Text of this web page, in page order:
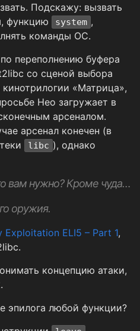
Подскажу: вызвать
функцию
system ,
команды ОС.
переполнению буфера
со сценой выбора
«Матрица»,
Нео загружает в
арсеналом.
арсенал конечен (в
libc ), однако
вам нужно? Кроме чуда…
оружия.
Exploitation ELI5 – Part 1,
концепцию атаки,
эпилога любой функции?